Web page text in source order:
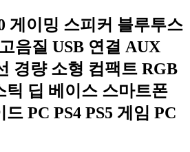
게이밍 스피커 블루투스
음질 USB 연결 AUX
경량 소형 컴팩트 RGB
틱 딥 베이스 스마트폰
PC PS4 PS5 게임 PC